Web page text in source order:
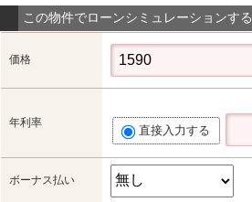
この物件でローンシミュレーションする
価格
年利率
直接入力する
ボーナス払い